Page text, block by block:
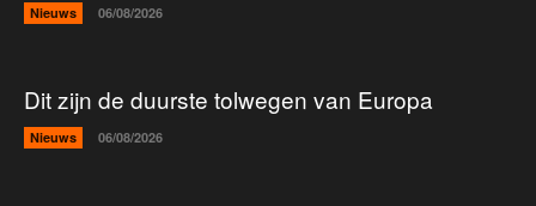
Nieuws 06/08/2026
Dit zijn de duurste tolwegen van Europa
Nieuws 06/08/2026